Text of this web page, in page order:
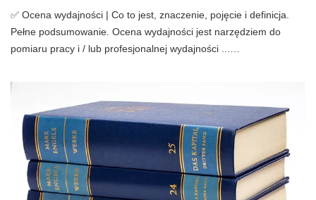
✅ Ocena wydajności | Co to jest, znaczenie, pojęcie i definicja.
Pełne podsumowanie. Ocena wydajności jest narzędziem do
pomiaru pracy i / lub profesjonalnej wydajności ...…